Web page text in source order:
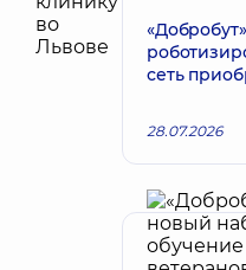
сеть
28.07.2026